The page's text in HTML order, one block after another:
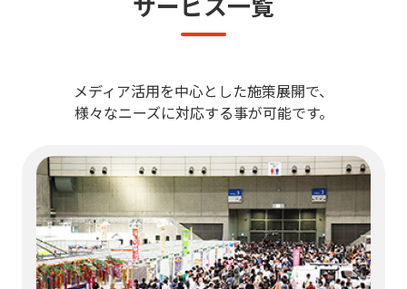
メディア活用を中心とした施策展開で、
様々なニーズに対応する事が可能です。